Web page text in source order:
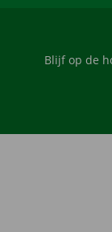
Blijf op de